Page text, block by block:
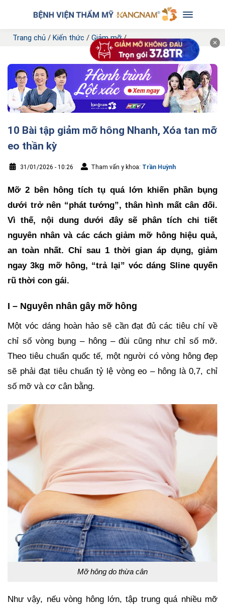
Trang chủ / Kiến thức / Giảm mỡ/
10 Bài tập giảm mỡ hông Nhanh, Xóa tan mỡ
eo thần kỳ
31/01/2026 - 10:26 Tham vấn y khoa: Trần Huỳnh
Mỡ 2 bên hông tích tụ quá lớn khiến phần bụng
dưới trở nên “phát tướng”, thân hình mất cân đối.
Vì thế, nội dung dưới đây sẽ phân tích chi tiết
nguyên nhân và các cách giảm mỡ hông hiệu quả,
an toàn nhất. Chỉ sau 1 thời gian áp dụng, giảm
ngay 3kg mỡ hông, “trả lại” vóc dáng Sline quyến
rũ thời con gái.
I – Nguyên nhân gây mỡ hông
Một vóc dáng hoàn hảo sẽ cần đạt đủ các tiêu chí về
chỉ số vòng bụng – hông – đùi cũng như chỉ số mỡ.
Theo tiêu chuẩn quốc tế, một người có vòng hông đẹp
sẽ phải đạt tiêu chuẩn tỷ lệ vòng eo – hông là 0,7, chỉ
số mỡ và cơ cân bằng.
Mỡ hông do thừa cân
Như vậy, nếu vòng hông lớn, tập trung quá nhiều mỡ
✕